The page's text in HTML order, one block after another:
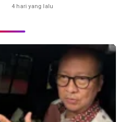
4 hari yang lalu